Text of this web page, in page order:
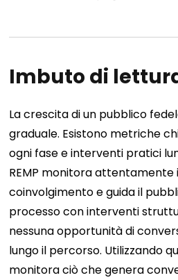
Imbuto di lettura
La crescita di un pubblico
graduale. Esistono metriche
ogni fase e interventi pratici
REMP monitora attentamente
coinvolgimento e guida il
processo con interventi
nessuna opportunità di
lungo il percorso. Utilizzando
monitora ciò che genera